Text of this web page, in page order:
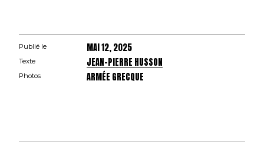
Publié le MAI 12, 2025
Texte JEAN-PIERRE HUSSON
Photos ARMÉE GRECQUE